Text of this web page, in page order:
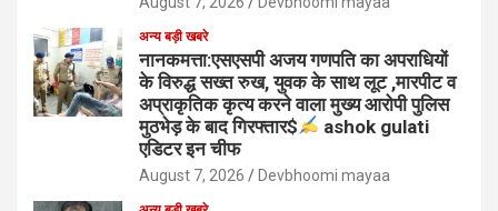
अन्य बड़ी खबरे
नानकमत्ता:एसएसपी अजय गणपति का अपराधियों
के विरुद्ध सख्त रुख, युवक के साथ लूट ,मारपीट व
अप्राकृतिक कृत्य करने वाला मुख्य आरोपी पुलिस
मुठभेड़ के बाद गिरफ्तार$
ashok gulati
एडिटर इन चीफ
August 7, 2026 Devbhoomi mayaa